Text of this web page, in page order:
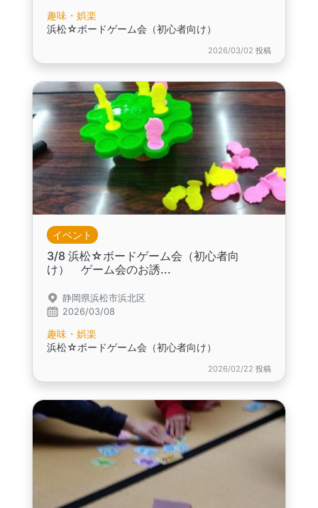
趣味・娯楽
浜松☆ボードゲーム会（初心者向け）
2026/03/02 投稿
イベント
3/8 浜松☆ボードゲーム会（初心者向
け） ゲーム会のお誘...
静岡県浜松市浜北区
2026/03/08
趣味・娯楽
浜松☆ボードゲーム会（初心者向け）
2026/02/22 投稿